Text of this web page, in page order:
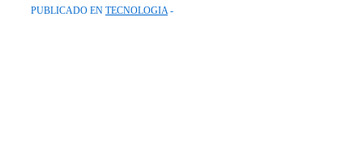
PUBLICADO EN TECNOLOGIA